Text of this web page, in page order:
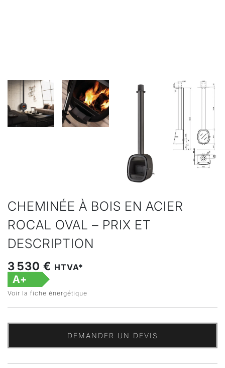
CHEMINÉE À BOIS EN ACIER
ROCAL OVAL – PRIX ET
DESCRIPTION
3 530 € HTVA*
A+
Voir la fiche énergétique
DEMANDER UN DEVIS